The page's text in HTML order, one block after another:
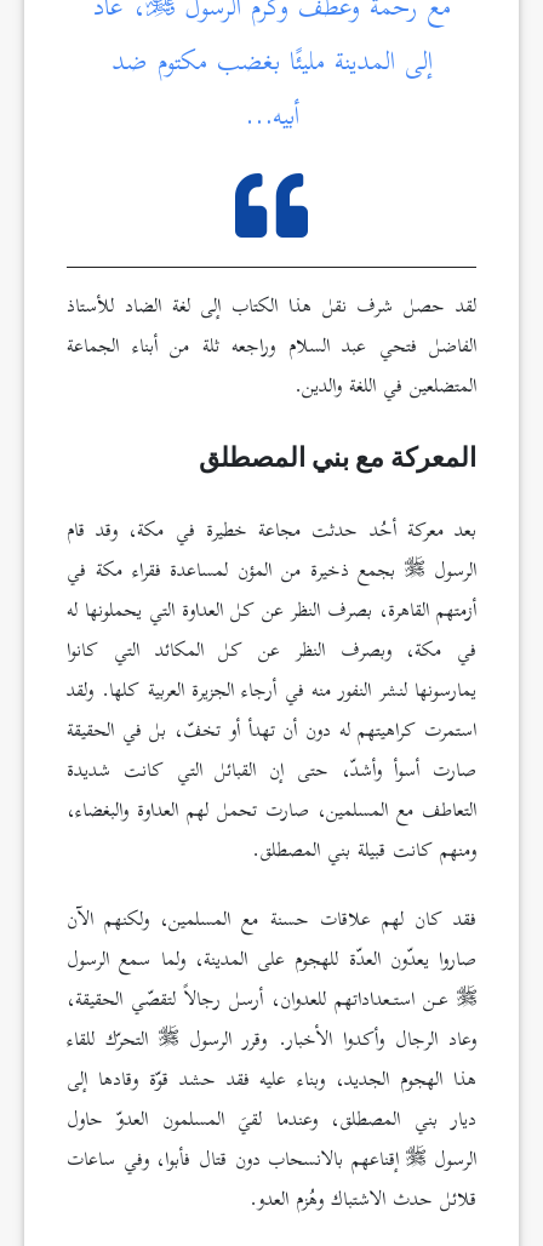
إلى المدينة مليئًا بغضب مكتوم ضد
أبيه…
لقد حصل شرف نقل هذا الكتاب إلى لغة الضاد للأستاذ
الفاضل فتحي عبد السلام وراجعه ثلة من أبناء الجماعة
المتضلعين في اللغة والدين.
المعركة مع بني المصطلق
بعد معركة أحُد حدثت مجاعة خطيرة في مكة، وقد قام
الرسول
بجمع ذخيرة من المؤن لمساعدة فقراء مكة في
أزمتهم القاهرة، بصرف النظر عن كل العداوة التي يحملونها له
في مكة، وبصرف النظر عن كل المكائد التي كانوا
يمارسونها لنشر النفور منه في أرجاء الجزيرة العربية كلها. ولقد
استمرت كراهيتهم له دون أن تهدأ أو تخفّ، بل في الحقيقة
صارت أسوأ وأشدّ، حتى إن القبائل التي كانت شديدة
التعاطف مع المسلمين، صارت تحمل لهم العداوة والبغضاء،
ومنهم كانت قبيلة بني المصطلق.
فقد كان لهم علاقات حسنة مع المسلمين، ولكنهم الآن
صاروا يعدّون العدّة للهجوم على المدينة، ولما سمع الرسول
عـن استـعداداتهم للعدوان، أرسل رجالاً لتقصّي الحقيقة،
وعاد الرجال وأكدوا الأخبار. وقرر الرسول
التحرّك للقاء
هذا الهجوم الجديد، وبناء عليه فقد حشد قوّة وقادها إلى
ديار بني المصطلق، وعندما لقيَ المسلمون العدوّ حاول
الرسول
إقناعهم بالانسحاب دون قتال فأبوا، وفي ساعات
قلائل حدث الاشتباك وهُزم العدو.